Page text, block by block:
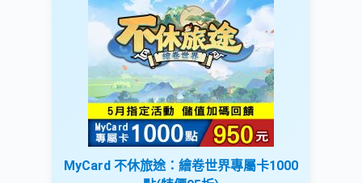
MyCard 不休旅途：繪卷世界專屬卡1000